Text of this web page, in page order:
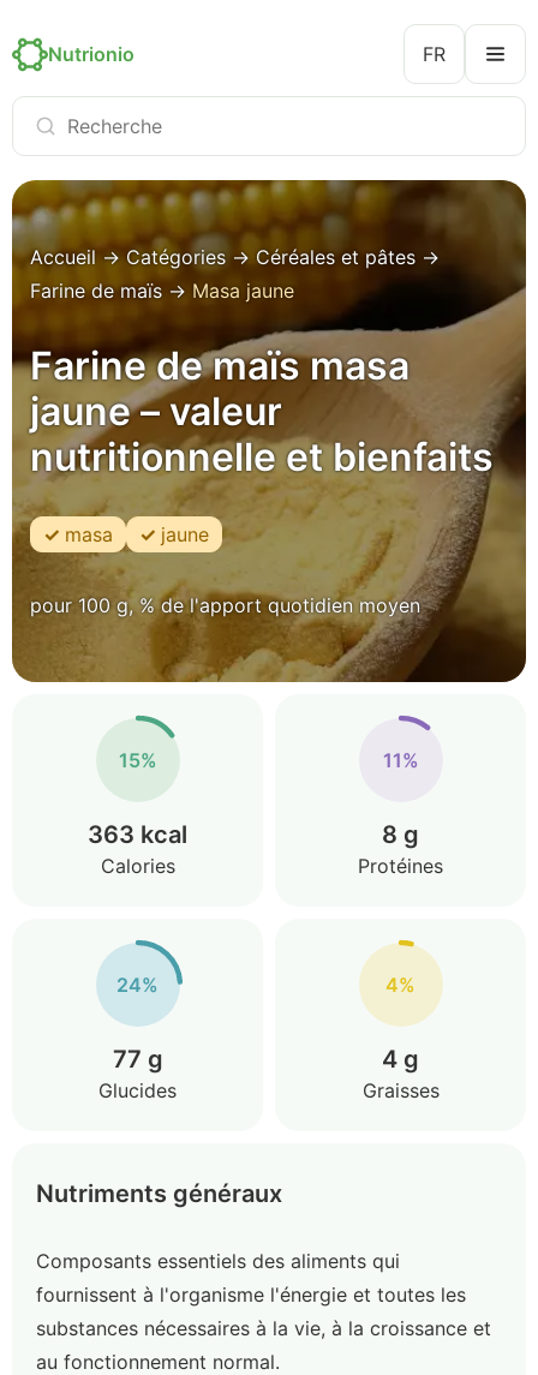
Nutrionio FR
Accueil →Catégories → Céréales et pâtes →
Farine de maïs → Masa jaune
Farine de maïs masa
jaune – valeur
nutritionnelle et bienfaits
masa jaune
pour 100 g, % de l'apport quotidien moyen
15%
363 kcal
Calories
11%
8 g
Protéines
24%
77 g
Glucides
4%
4 g
Graisses
Nutriments généraux
Composants essentiels des aliments qui
fournissent à l'organisme l'énergie et toutes les
substances nécessaires à la vie, à la croissance et
au fonctionnement normal.